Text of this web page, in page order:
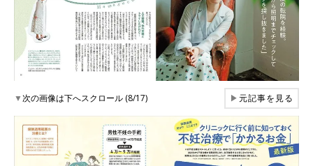
▼次の画像は下へスクロール (8/17) ▶元記事を見る